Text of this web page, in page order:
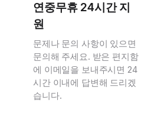
연중무휴 24시간 지
원
문제나 문의 사항이 있으면
문의해 주세요. 받은 편지함
에 이메일을 보내주시면 24
시간 이내에 답변해 드리겠
습니다.